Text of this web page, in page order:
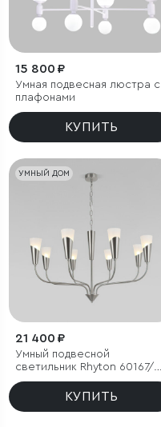
15 800 ₽
Умная подвесная люстра с
плафонами
КУПИТЬ
УМНЫЙ ДОМ
21 400 ₽
Умный подвесной
светильник Rhyton 60167/8
никель
КУПИТЬ